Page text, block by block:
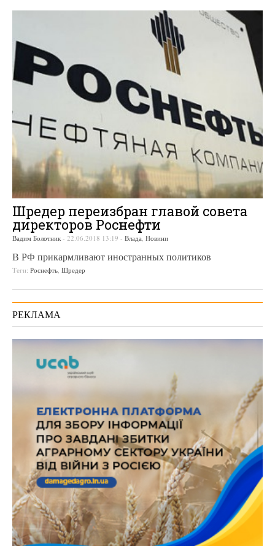
Шредер переизбран главой совета
директоров Роснефти
Вадим Болотник - 22.06.2018 13:19 - Влада Новини
В РФ прикармливают иностранных политиков
Теги: Роснефть Шредер
РЕКЛАМА